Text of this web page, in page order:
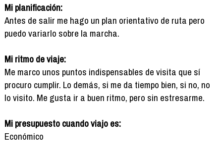
Mi planificación:
Antes de salir me hago un plan orientativo de ruta pero
puedo variarlo sobre la marcha.
Mi ritmo de viaje:
Me marco unos puntos indispensables de visita que sí
procuro cumplir. Lo demás, si me da tiempo bien, si no, no
lo visito. Me gusta ir a buen ritmo, pero sin estresarme.
Mi presupuesto cuando viajo es:
Económico